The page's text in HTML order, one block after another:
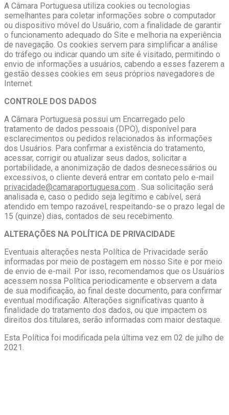
A Câmara Portuguesa utiliza cookies ou tecnologias
semelhantes para coletar informações sobre o computador
ou dispositivo móvel do Usuário, com a finalidade de garantir
o funcionamento adequado do Site e melhoria na experiência
de navegação. Os cookies servem para simplificar a análise
do tráfego ou indicar quando um site é visitado, permitindo o
envio de informações a usuários, cabendo a esses fazerem a
gestão desses cookies em seus próprios navegadores de
Internet.
CONTROLE DOS DADOS
A Câmara Portuguesa possui um Encarregado pelo
tratamento de dados pessoais (DPO), disponível para
esclarecimentos ou pedidos relacionados às informações
dos Usuários. Para confirmar a existência do tratamento,
acessar, corrigir ou atualizar seus dados, solicitar a
portabilidade, a anonimização de dados desnecessários ou
excessivos, o cliente deverá entrar em contato pelo e-mail
privacidade@camaraportuguesa.com . Sua solicitação será
analisada e, caso o pedido seja legítimo e cabível, será
atendido em tempo razoável, respeitando-se o prazo legal de
15 (quinze) dias, contados de seu recebimento.
ALTERAÇÕES NA POLÍTICA DE PRIVACIDADE
Eventuais alterações nesta Política de Privacidade serão
informadas por meio de postagem em nosso Site e por meio
de envio de e-mail. Por isso, recomendamos que os Usuários
acessem nossa Política periodicamente e observem a data
de sua modificação, ao final deste documento, para confirmar
eventual modificação. Alterações significativas quanto à
finalidade do tratamento dos dados, ou que impactem os
direitos dos titulares, serão informadas com maior destaque.
Esta Política foi modificada pela última vez em 02 de julho de
2021.